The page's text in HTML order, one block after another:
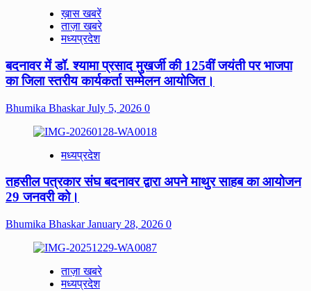
ख़ास खबरें
ताज़ा खबरे
मध्यप्रदेश
बदनावर में डॉ. श्यामा प्रसाद मुखर्जी की 125वीं जयंती पर भाजपा
का जिला स्तरीय कार्यकर्ता सम्मेलन आयोजित।
Bhumika BhaskarJuly 5, 2026 0
मध्यप्रदेश
तहसील पत्रकार संघ बदनावर द्वारा अपने माथुर साहब का आयोजन
29 जनवरी को।
Bhumika BhaskarJanuary 28, 2026 0
ताज़ा खबरे
मध्यप्रदेश